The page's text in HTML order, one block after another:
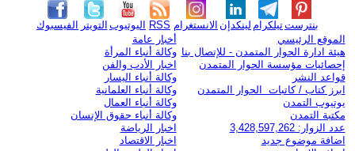
الفيسبوك التويتر اليوتيوب RSS الانستغرام لينكدإن تيلكرامبنترست
الموقع الرئيسي
هيئة ادارة الحوار المتمدن - للإتصال بنا
إحصائيات مؤسسة الحوار المتمدن
قواعد النشر
ابرز كتاب / كاتبات الحوار المتمدن
يوتيوب التمدن
مكتبة التمدن
عدد الزوار: 3,428,597,262
اضافة موضوع جديد
أخبار عامة
وكالة أنباء المرأة
اخبار الأدب والفن
وكالة أنباء اليسار
وكالة أنباء العلمانية
وكالة أنباء العمال
وكالة أنباء حقوق الإنسان
اخبار الرياضة
اخبار الاقتصاد